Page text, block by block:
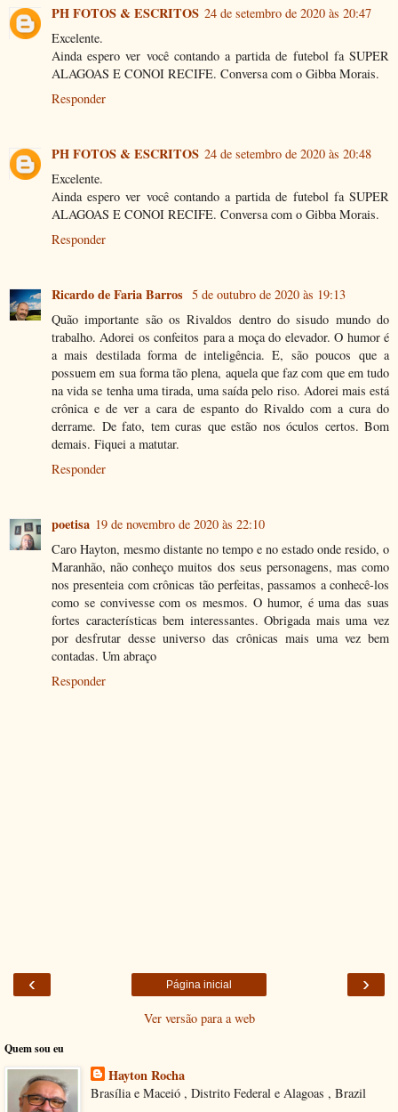
PH FOTOS & ESCRITOS 24 de setembro de 2020 às 20:47
Excelente.
Ainda espero ver você contando a partida de futebol fa SUPER
ALAGOAS E CONOI RECIFE. Conversa com o Gibba Morais.
Responder
PH FOTOS & ESCRITOS 24 de setembro de 2020 às 20:48
Excelente.
Ainda espero ver você contando a partida de futebol fa SUPER
ALAGOAS E CONOI RECIFE. Conversa com o Gibba Morais.
Responder
Ricardo de Faria Barros 5 de outubro de 2020 às 19:13
Quão importante são os Rivaldos dentro do sisudo mundo do
trabalho. Adorei os confeitos para a moça do elevador. O humor é
a mais destilada forma de inteligência. E, são poucos que a
possuem em sua forma tão plena, aquela que faz com que em tudo
na vida se tenha uma tirada, uma saída pelo riso. Adorei mais está
crônica e de ver a cara de espanto do Rivaldo com a cura do
derrame. De fato, tem curas que estão nos óculos certos. Bom
demais. Fiquei a matutar.
Responder
poetisa 19 de novembro de 2020 às 22:10
Caro Hayton, mesmo distante no tempo e no estado onde resido, o
Maranhão, não conheço muitos dos seus personagens, mas como
nos presenteia com crônicas tão perfeitas, passamos a conhecê-los
como se convivesse com os mesmos. O humor, é uma das suas
fortes características bem interessantes. Obrigada mais uma vez
por desfrutar desse universo das crônicas mais uma vez bem
contadas. Um abraço
Responder
‹ ›
Página inicial
Ver versão para a web
Quem sou eu
Hayton Rocha
Brasília e Maceió , Distrito Federal e Alagoas , Brazil